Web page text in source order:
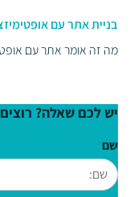
בניית אתר עם
מה זה אומר אתר עם
יש לכם שאלה?
שם